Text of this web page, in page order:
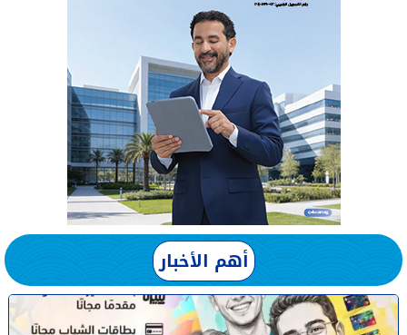
أهم الأخبار